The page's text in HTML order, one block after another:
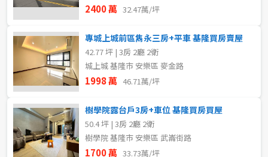
2400 萬 32.47萬/坪
專城上城前區雋永三房+平車 基隆買房賣屋
42.77 坪 | 3房 2廳 2衛
城上城 基隆市 安樂區 麥金路
1998 萬 46.71萬/坪
樹學院露台戶3房+車位 基隆買房買屋
50.4 坪 | 3房 2廳 2衛
樹學院 基隆市 安樂區 武崙街路
1700 萬 33.73萬/坪